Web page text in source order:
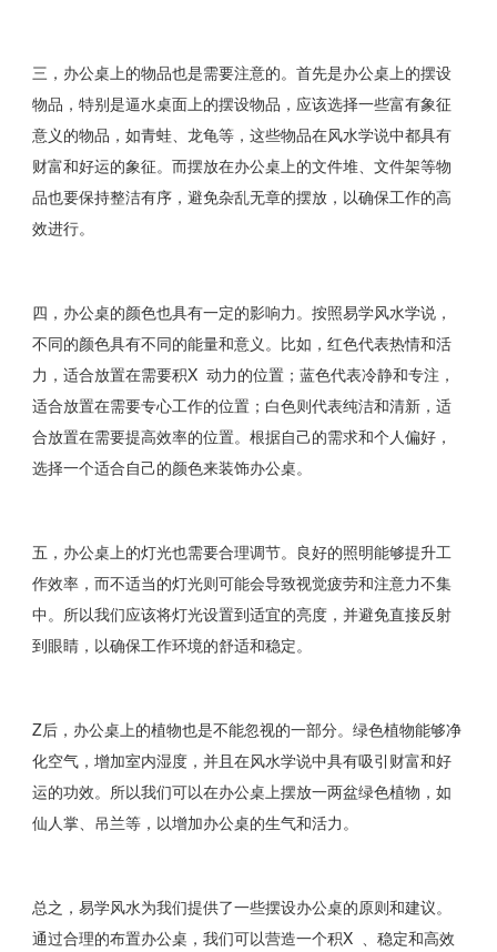
三，办公桌上的物品也是需要注意的。首先是办公桌上的摆设
物品，特别是逼水桌面上的摆设物品，应该选择一些富有象征
意义的物品，如青蛙、龙龟等，这些物品在风水学说中都具有
财富和好运的象征。而摆放在办公桌上的文件堆、文件架等物
品也要保持整洁有序，避免杂乱无章的摆放，以确保工作的高
效进行。
四，办公桌的颜色也具有一定的影响力。按照易学风水学说，
不同的颜色具有不同的能量和意义。比如，红色代表热情和活
力，适合放置在需要积X 动力的位置；蓝色代表冷静和专注，
适合放置在需要专心工作的位置；白色则代表纯洁和清新，适
合放置在需要提高效率的位置。根据自己的需求和个人偏好，
选择一个适合自己的颜色来装饰办公桌。
五，办公桌上的灯光也需要合理调节。良好的照明能够提升工
作效率，而不适当的灯光则可能会导致视觉疲劳和注意力不集
中。所以我们应该将灯光设置到适宜的亮度，并避免直接反射
到眼睛，以确保工作环境的舒适和稳定。
Z后，办公桌上的植物也是不能忽视的一部分。绿色植物能够净
化空气，增加室内湿度，并且在风水学说中具有吸引财富和好
运的功效。所以我们可以在办公桌上摆放一两盆绿色植物，如
仙人掌、吊兰等，以增加办公桌的生气和活力。
总之，易学风水为我们提供了一些摆设办公桌的原则和建议。
通过合理的布置办公桌，我们可以营造一个积X 、稳定和高效